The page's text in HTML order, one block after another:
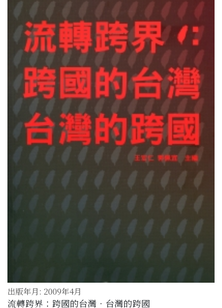
出版年月: 2009年4月
流轉跨界：跨國的台灣‧台灣的跨國